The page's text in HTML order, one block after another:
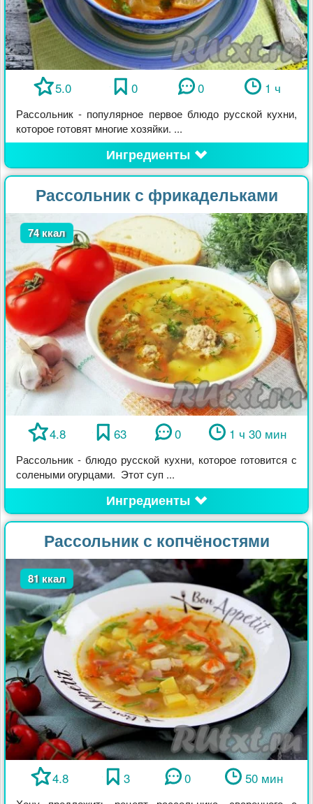
5.0 0 0 1 ч
Рассольник - популярное первое блюдо русской кухни,
которое готовят многие хозяйки. ...
Ингредиенты
Рассольник с фрикадельками
74 ккал
4.8 63 0 1 ч 30 мин
Рассольник - блюдо русской кухни, которое готовится с
солеными огурцами. Этот суп ...
Ингредиенты
Рассольник с копчёностями
81 ккал
4.8 3 0 50 мин